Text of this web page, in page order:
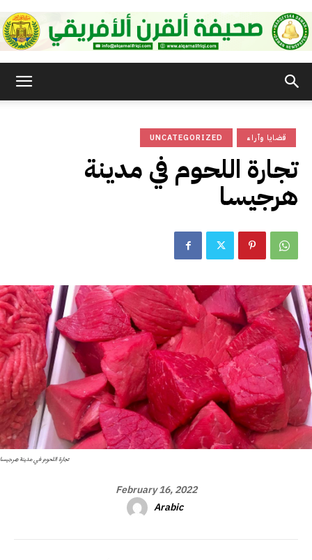
القرن
UNCATEGORIZED قضايا وآراء
تجارة اللحوم في مدينة
هرجيسا
تجارة اللحوم في مدينة هرجيسا
February 16, 2022
Arabic